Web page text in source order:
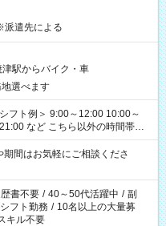
遣先による
津駅からバイク・車
選べます
外の時間帯も
間はお気軽にご相談くださ
書不要 / 40～50代活躍中 / 副
シフト勤務 / 10名以上の大量募
キル不要